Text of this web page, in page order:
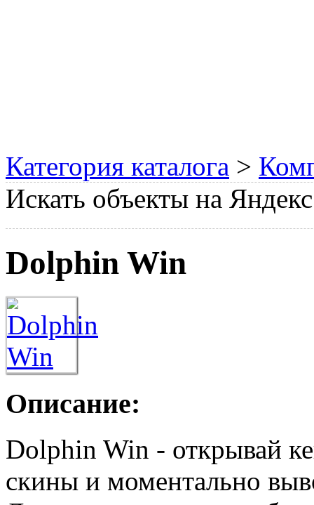
Категория каталога >
Искать объекты на
Dolphin Win
Описание:
Dolphin Win - открывай
скины и моментально